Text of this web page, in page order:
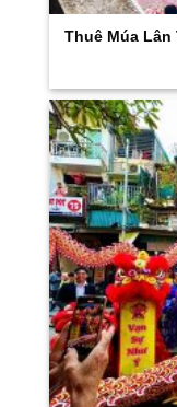
Thuê Múa Lân